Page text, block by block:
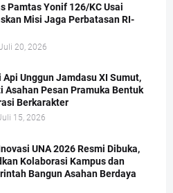
Pamtas Yonif 126/KC Usai
Misi Jaga Perbatasan RI-
20, 2026
Api Unggun Jamdasu XI Sumut,
Asahan Pesan Pramuka Bentuk
Berkarakter
15, 2026
UNA 2026 Resmi Dibuka,
Kolaborasi Kampus dan
Bangun Asahan Berdaya